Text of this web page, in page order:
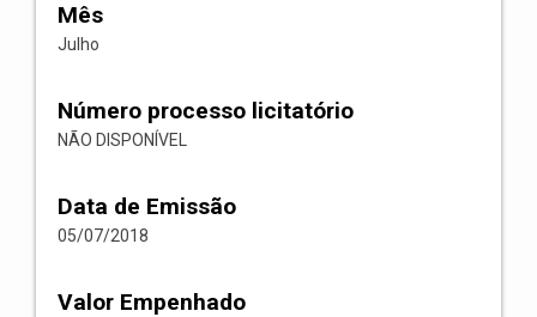
Mês
Julho
Número processo licitatório
NÃO DISPONÍVEL
Data de Emissão
05/07/2018
Valor Empenhado